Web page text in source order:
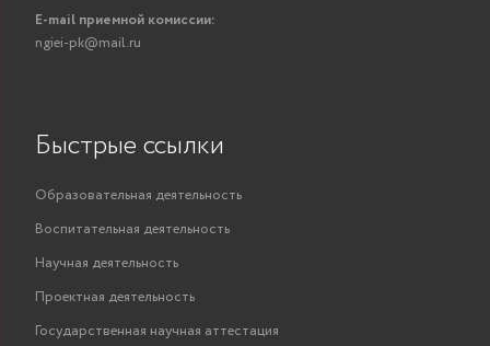
E-mail приемной комиссии:
ngiei-pk@mail.ru
Быстрые ссылки
Образовательная деятельность
Воспитательная деятельность
Научная деятельность
Проектная деятельность
Государственная научная аттестация